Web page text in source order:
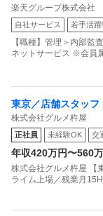
戦略事業コンプライ
プライアンス推進担
楽天グループ株式会社
自社サービス 若手活躍
【職種】管理＞内部監
ネットサービス ※会員
東京／店舗スタッ
業月15H以下／新店
株式会社グルメ杵屋
正社員 未経験OK 交
年収420万円〜560
株式会社グルメ杵屋 【
ライム上場／残業月